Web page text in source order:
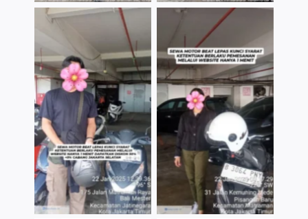
TNo Caption TNo Caption